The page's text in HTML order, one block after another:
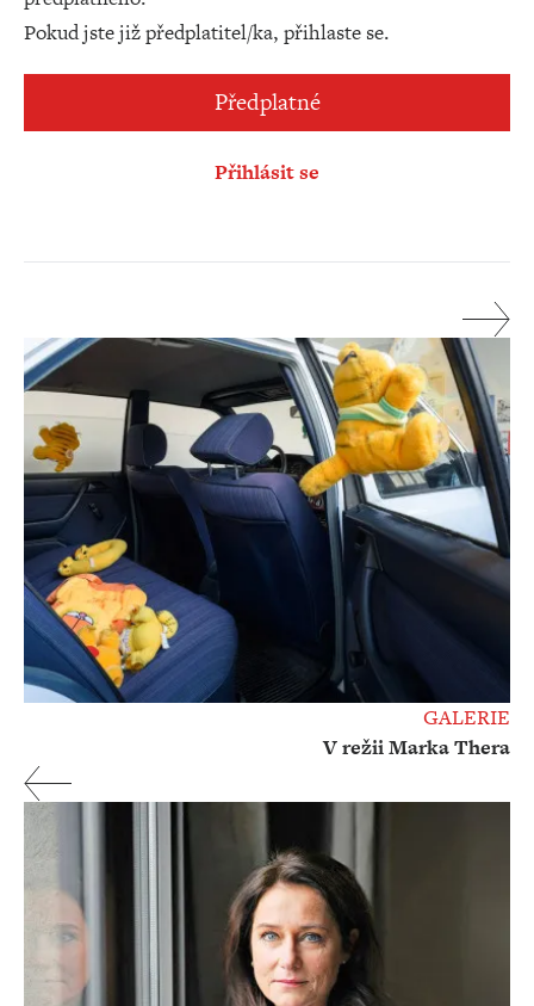
Pokud jste již předplatitel/ka, přihlaste se.
Předplatné
Přihlásit se
GALERIE
V režii Marka Thera